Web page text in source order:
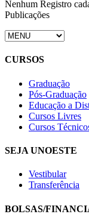
Nenhum Registro
Publicações
CURSOS
Graduação
Pós-Graduação
Educação a
Cursos Livres
Cursos
SEJA UNOESTE
Vestibular
Transferência
BOLSAS/